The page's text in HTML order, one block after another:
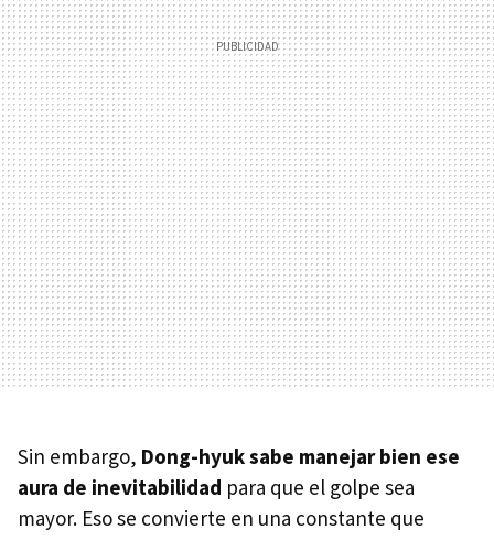
Sin embargo, Dong-hyuk sabe manejar bien ese
aura de inevitabilidad para que el golpe sea
mayor. Eso se convierte en una constante que